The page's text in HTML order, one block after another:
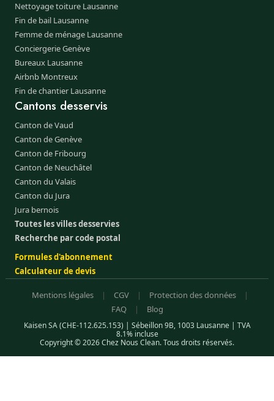
Nettoyage toiture Lausanne
Fin de bail Lausanne
Femme de ménage Lausanne
Conciergerie Genève
Bureaux Lausanne
Airbnb Montreux
Fin de chantier Lausanne
Cantons desservis
Canton de Vaud
Canton de Genève
Canton de Fribourg
Canton de Neuchâtel
Canton du Valais
Canton du Jura
Jura bernois
Toutes les villes desservies
Recherche par code postal
Formules d'abonnement
Calculateur de devis
Mentions légales | CGV | Protection des données
|
FAQ
| Blog
Kaisen SA (CHE-112.625.153) | Sébeillon 9B, 1003 Lausanne | TVA
8.1% incluse
Copyright © 2026 Chez Nous Clean. Tous droits réservés.